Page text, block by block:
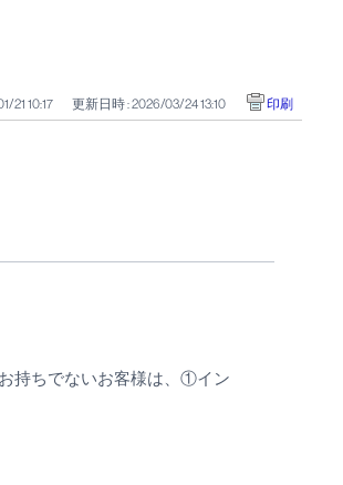
21 10:17 更新日時 : 2026/03/24 13:10 印刷
持ちでないお客様は、①イン